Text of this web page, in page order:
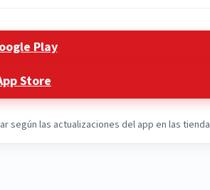
Play
Store
según las actualizaciones del app en las